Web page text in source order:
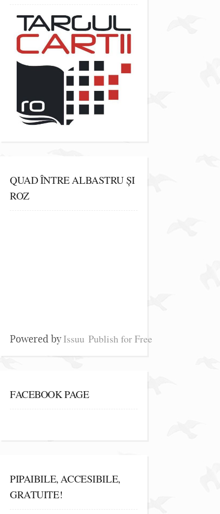
QUAD ÎNTRE ALBASTRU ȘI
ROZ
Powered byIssuu Publish for Free
FACEBOOK PAGE
PIPAIBILE, ACCESIBILE,
GRATUITE!